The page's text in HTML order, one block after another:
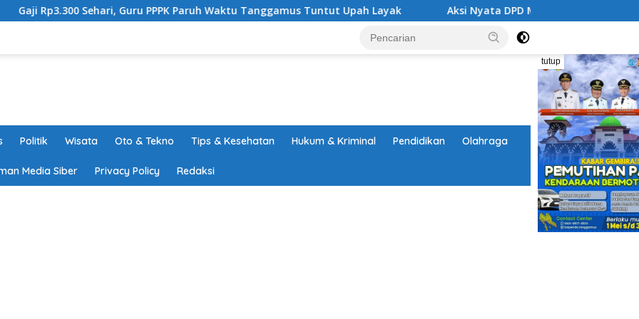
Guru PPPK Paruh Waktu Tanggamus Tuntut Upah Layak Aksi Nyata DPD MAI Tanggamus: Edukasi Bahaya
tutup
Politik Wisata Oto & Tekno Tips & Kesehatan Hukum & Kriminal Pendidikan Olahraga
Media Siber Privacy Policy Redaksi